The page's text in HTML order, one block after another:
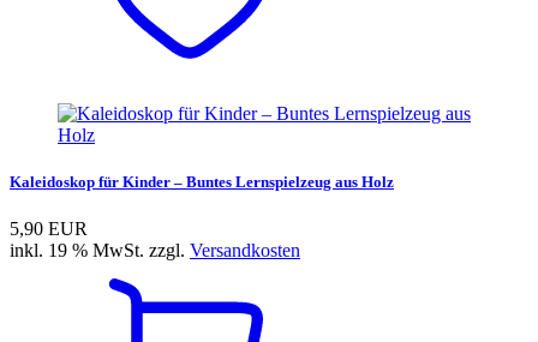
Kaleidoskop für Kinder – Buntes Lernspielzeug aus Holz
5,90 EUR
inkl. 19 % MwSt. zzgl. Versandkosten